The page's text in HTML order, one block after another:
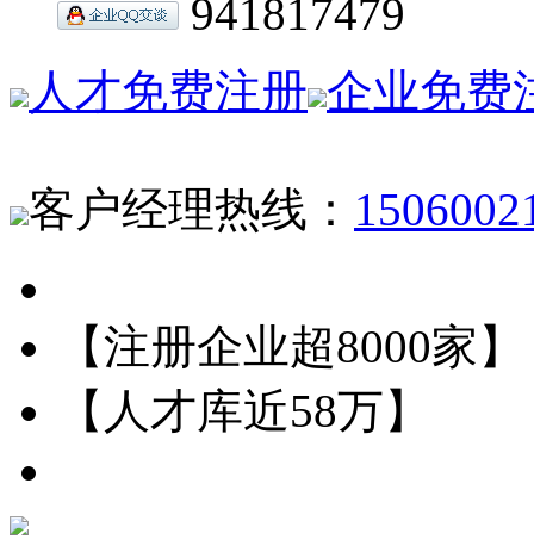
941817479
人才免费注册 企业免费
客户经理热线：
【注册企业超8000家】
【人才库近58万】